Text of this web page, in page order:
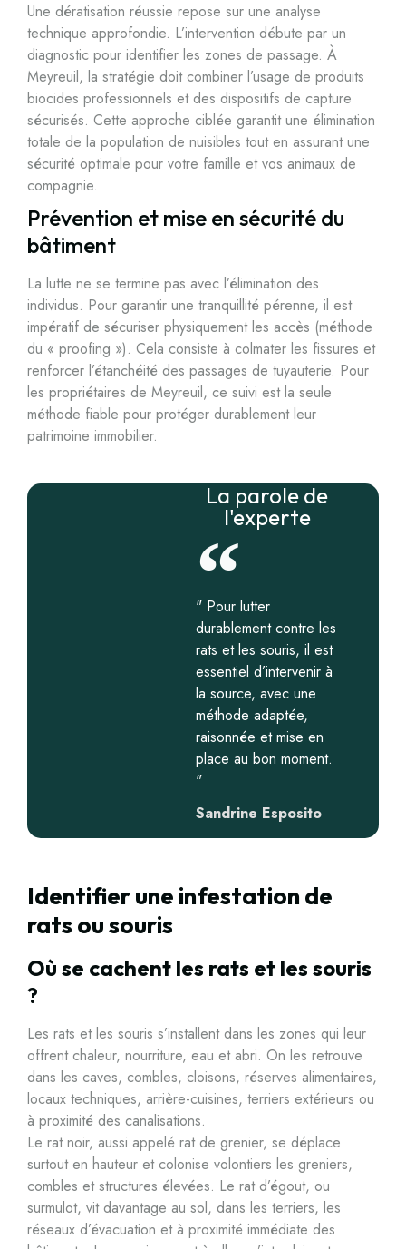
Une dératisation réussie repose sur une analyse
technique approfondie. L’intervention débute par un
diagnostic pour identifier les zones de passage. À
Meyreuil, la stratégie doit combiner l’usage de produits
biocides professionnels et des dispositifs de capture
sécurisés. Cette approche ciblée garantit une élimination
totale de la population de nuisibles tout en assurant une
sécurité optimale pour votre famille et vos animaux de
compagnie.
Prévention et mise en sécurité du
bâtiment
La lutte ne se termine pas avec l’élimination des
individus. Pour garantir une tranquillité pérenne, il est
impératif de sécuriser physiquement les accès (méthode
du « proofing »). Cela consiste à colmater les fissures et
renforcer l’étanchéité des passages de tuyauterie. Pour
les propriétaires de Meyreuil, ce suivi est la seule
méthode fiable pour protéger durablement leur
patrimoine immobilier.
La parole de
l'experte
" Pour lutter
durablement contre les
rats et les souris, il est
essentiel d’intervenir à
la source, avec une
méthode adaptée,
raisonnée et mise en
place au bon moment.
"
Sandrine Esposito
Identifier une infestation de
rats ou souris
Où se cachent les rats et les souris
?
Les rats et les souris s’installent dans les zones qui leur
offrent chaleur, nourriture, eau et abri. On les retrouve
dans les caves, combles, cloisons, réserves alimentaires,
locaux techniques, arrière-cuisines, terriers extérieurs ou
à proximité des canalisations.
Le rat noir, aussi appelé rat de grenier, se déplace
surtout en hauteur et colonise volontiers les greniers,
combles et structures élevées. Le rat d’égout, ou
surmulot, vit davantage au sol, dans les terriers, les
réseaux d’évacuation et à proximité immédiate des